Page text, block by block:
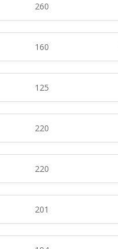
260
160
125
220
220
201